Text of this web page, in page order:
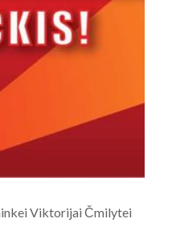
Viktorijai Čmilytei